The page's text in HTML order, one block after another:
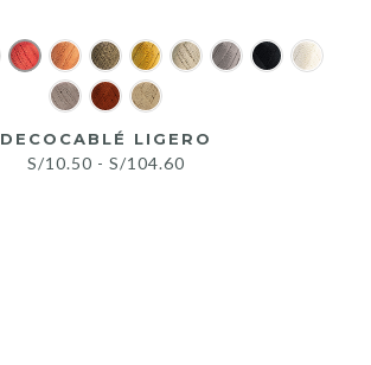
DECOCABLÉ LIGERO
S/10.50 - S/104.60Rango